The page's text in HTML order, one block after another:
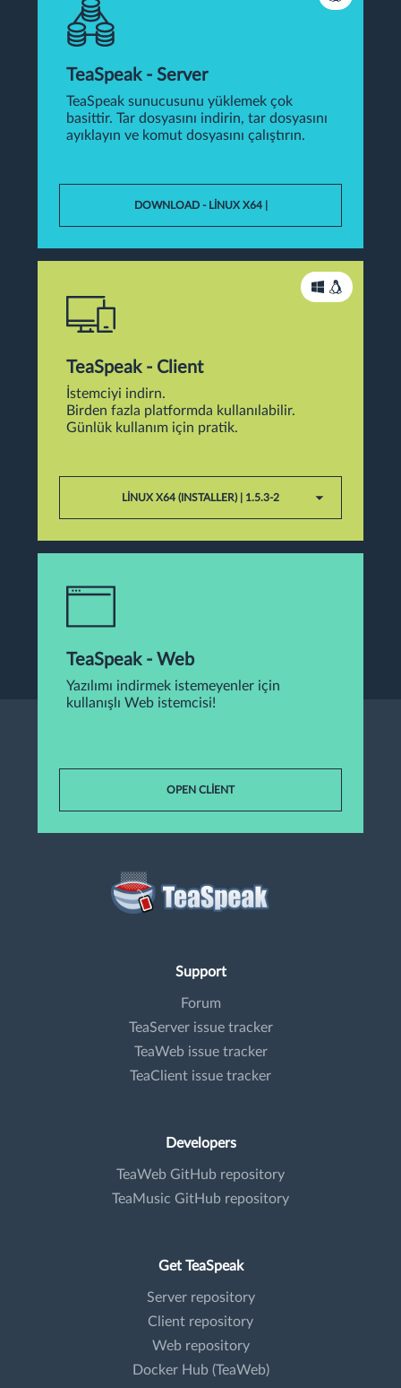
TeaSpeak - Web
Yazılımı indirmek istemeyenler için
kullanışlı Web istemcisi!
OPEN CLIENT
TeaSpeak - Client
İstemciyi indirn.
Birden fazla platformda kullanılabilir.
Günlük kullanım için pratik.
LINUX X64 (INSTALLER) | 1.5.3-2
TeaSpeak - Server
TeaSpeak sunucusunu yüklemek çok
basittir. Tar dosyasını indirin, tar dosyasını
ayıklayın ve komut dosyasını çalıştırın.
DOWNLOAD - LINUX X64 |
Support
Forum
TeaServer issue tracker
TeaWeb issue tracker
TeaClient issue tracker
Developers
TeaWeb GitHub repository
TeaMusic GitHub repository
Get TeaSpeak
Server repository
Client repository
Web repository
Docker Hub (TeaWeb)